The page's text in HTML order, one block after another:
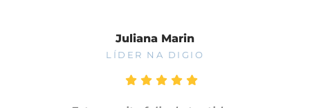
Juliana Marin
LÍDER NA DIGIO